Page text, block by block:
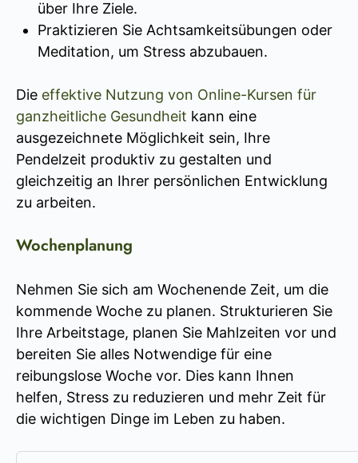
über Ihre Ziele.
Praktizieren Sie Achtsamkeitsübungen oder
Meditation, um Stress abzubauen.
Die effektive Nutzung von Online-Kursen für
ganzheitliche Gesundheit kann eine
ausgezeichnete Möglichkeit sein, Ihre
Pendelzeit produktiv zu gestalten und
gleichzeitig an Ihrer persönlichen Entwicklung
zu arbeiten.
Wochenplanung
Nehmen Sie sich am Wochenende Zeit, um die
kommende Woche zu planen. Strukturieren Sie
Ihre Arbeitstage, planen Sie Mahlzeiten vor und
bereiten Sie alles Notwendige für eine
reibungslose Woche vor. Dies kann Ihnen
helfen, Stress zu reduzieren und mehr Zeit für
die wichtigen Dinge im Leben zu haben.